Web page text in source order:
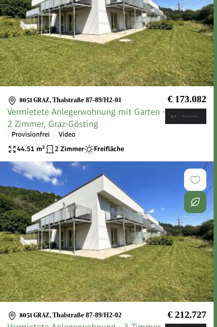
8051 GRAZ, Thalstraße 87-89/H2-01 € 173.082
Vermietete Anlegerwohnung mit Garten -
2 Zimmer, Graz-Gösting
Provisionfrei
Video
44.51 m² 2 Zimmer Freifläche
8051 GRAZ, Thalstraße 87-89/H2-02 € 212.727